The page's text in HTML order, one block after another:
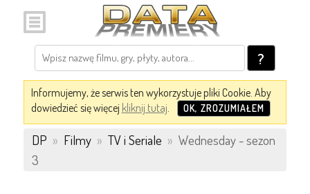
?
Informujemy, że serwis ten wykorzystuje pliki Cookie. Aby
dowiedzieć się więcej kliknij tutaj. OK, ZROZUMIAŁEM
DP » Filmy » TV i Seriale » Wednesday - sezon
3